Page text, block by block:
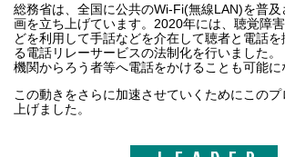
総務省は、全国に公共のWi-Fi(無線LAN)を普
画を立ち上げています。2020年には、聴覚障
どを利用して手話などを介在して聴者と電話を
る電話リレーサービスの法制化を行いました
機関からろう者等へ電話をかけることも可能に
この動きをさらに加速させていくためにこの
上げました。